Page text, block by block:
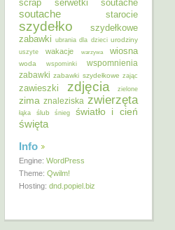
scrap serwetki soutache
soutache starocie
szydełko
szydełkowe
zabawki ubrania dla dzieci urodziny
uszyte wakacje warzywa wiosna
woda wspominki
wspomnienia
zabawki zabawki szydełkowe zając
zawieszki zdjęcia zielone
zima znaleziska zwierzęta
łąka ślub śnieg światło i cień
święta
Info
Engine: WordPress
Theme: Qwilm!
Hosting: dnd.popiel.biz